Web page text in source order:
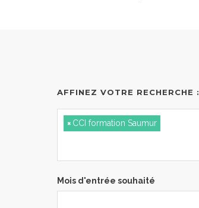
AFFINEZ VOTRE RECHERCHE :
× CCI formation Saumur
Mois d'entrée souhaité